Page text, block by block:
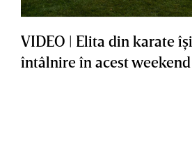
VIDEO | Elita din karate
întâlnire în acest weekend